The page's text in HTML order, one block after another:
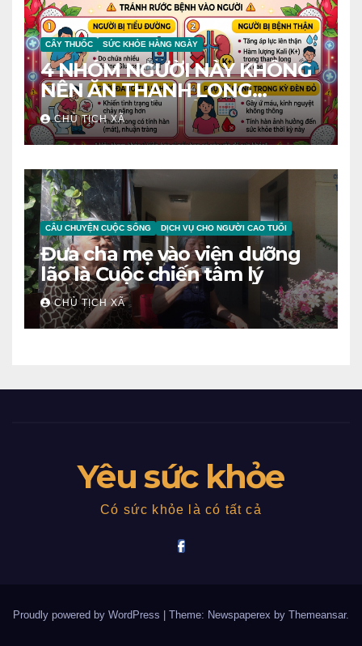
CÂY THUỐC SỨC KHỎE HÀNG NGÀY
4 NHÓM NGƯỜI NÀY KHÔNG
NÊN ĂN THANH LONG
TRÁNH RƯỚC BỆNH VÀO
NGƯỜI‼️
CHỦ TỊCH XÃ
CÂU CHUYỆN CUỘC SỐNG DỊCH VỤ CHO NGƯỜI CAO TUỔI
Đưa cha mẹ vào viện dưỡng
lão là Cuộc chiến tâm lý
CHỦ TỊCH XÃ
Yêu sức khỏe
Có sức khỏe là có tất cả
Proudly powered by WordPress Theme: Newspaperex by Themeansar.